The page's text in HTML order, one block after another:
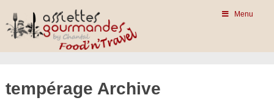
Menu
tempérage Archive